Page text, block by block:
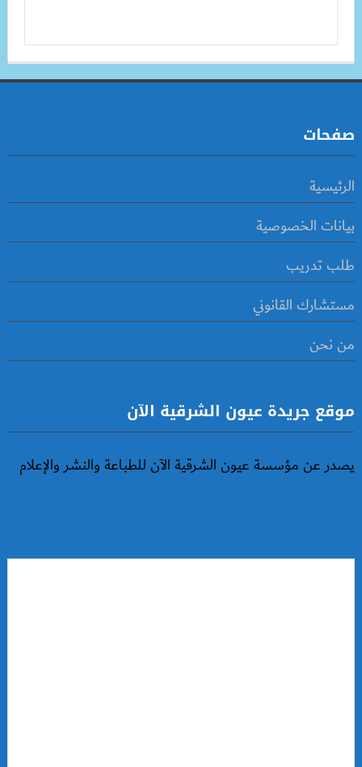
صفحات
الرئيسية
بيانات الخصوصية
طلب تدريب
مستشارك القانوني
من نحن
موقع جريدة عيون الشرقية الآن
يصدر عن مؤسسة عيون الشرقية الآن للطباعة والنشر والإعلام